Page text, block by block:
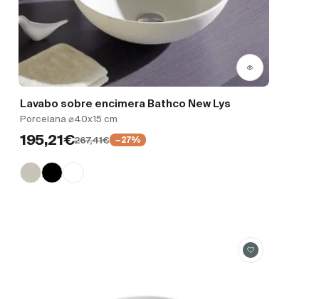
Lavabo sobre encimera Bathco New Lys
Porcelana ⌀40x15 cm
195,21€267,41€ −27%